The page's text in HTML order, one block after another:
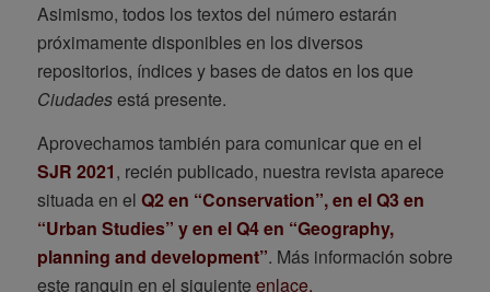
Asimismo, todos los textos del número estarán
próximamente disponibles en los diversos
repositorios, índices y bases de datos en los que
Ciudadesestá presente.
Aprovechamos también para comunicar que en el
SJR 2021, recién publicado, nuestra revista aparece
situada en el Q2 en “Conservation”, en el Q3 en
“Urban Studies” y en el Q4 en “Geography,
planning and development”. Más información sobre
este ranquin en el siguiente enlace.